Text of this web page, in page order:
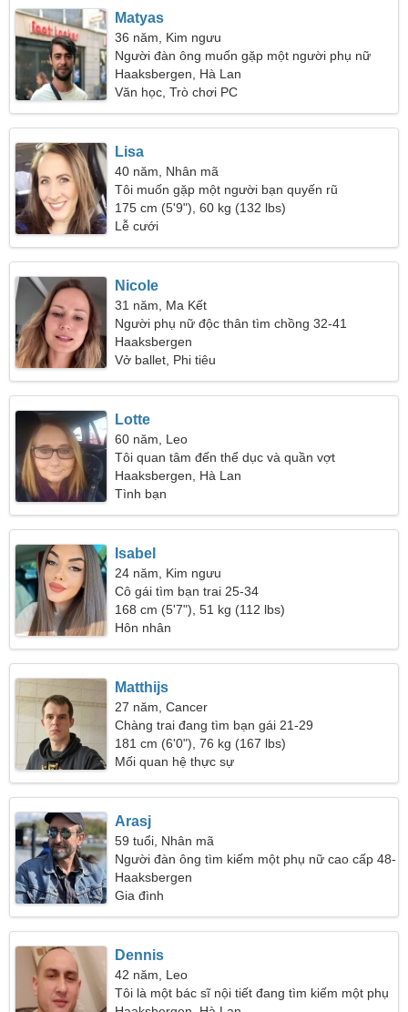
Matyas
36 năm, Kim ngưu
Người đàn ông muốn gặp một người phụ nữ
Haaksbergen, Hà Lan
Văn học, Trò chơi PC
Lisa
40 năm, Nhân mã
Tôi muốn gặp một người bạn quyến rũ
175 cm (5'9"), 60 kg (132 lbs)
Lễ cưới
Nicole
31 năm, Ma Kết
Người phụ nữ độc thân tìm chồng 32-41
Haaksbergen
Vở ballet, Phi tiêu
Lotte
60 năm, Leo
Tôi quan tâm đến thể dục và quần vợt
Haaksbergen, Hà Lan
Tình bạn
Isabel
24 năm, Kim ngưu
Cô gái tìm bạn trai 25-34
168 cm (5'7"), 51 kg (112 lbs)
Hôn nhân
Matthijs
27 năm, Cancer
Chàng trai đang tìm bạn gái 21-29
181 cm (6'0"), 76 kg (167 lbs)
Mối quan hệ thực sự
Arasj
59 tuổi, Nhân mã
Người đàn ông tìm kiếm một phụ nữ cao cấp 48-
56
Haaksbergen
Gia đình
Dennis
42 năm, Leo
Tôi là một bác sĩ nội tiết đang tìm kiếm một phụ